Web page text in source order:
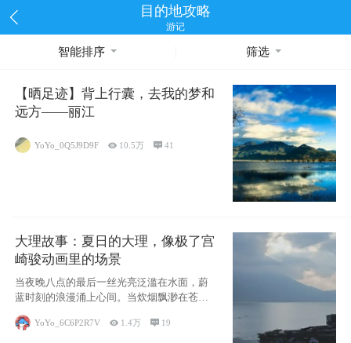
目的地攻略
游记
智能排序 筛选
【晒足迹】背上行囊，去我的梦和
远方——丽江
YoYo_0Q5J9D9F  10.5万 41
大理故事：夏日的大理，像极了宫
崎骏动画里的场景
当夜晚八点的最后一丝光亮泛滥在水面，蔚
蓝时刻的浪漫涌上心间。当炊烟飘渺在苍山
YoYo_6C6P2R7V  1.4万  19